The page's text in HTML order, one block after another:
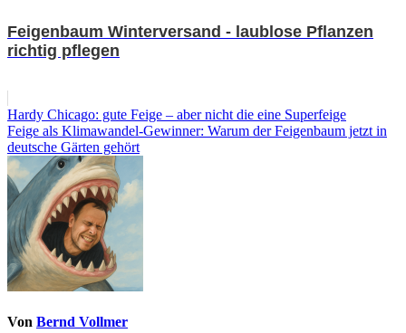
Feigenbaum Winterversand - laublose Pflanzen
richtig pflegen
Beitragsnavigation
Hardy Chicago: gute Feige – aber nicht die eine Superfeige
Feige als Klimawandel-Gewinner: Warum der Feigenbaum jetzt in
deutsche Gärten gehört
Von Bernd Vollmer